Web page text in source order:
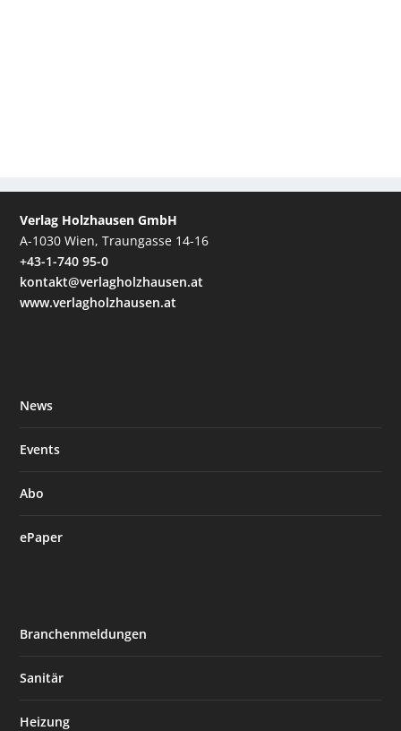
Verlag Holzhausen GmbH
A-1030 Wien, Traungasse 14-16
+43-1-740 95-0
kontakt@verlagholzhausen.at
www.verlagholzhausen.at
News
Events
Abo
ePaper
Branchenmeldungen
Sanitär
Heizung